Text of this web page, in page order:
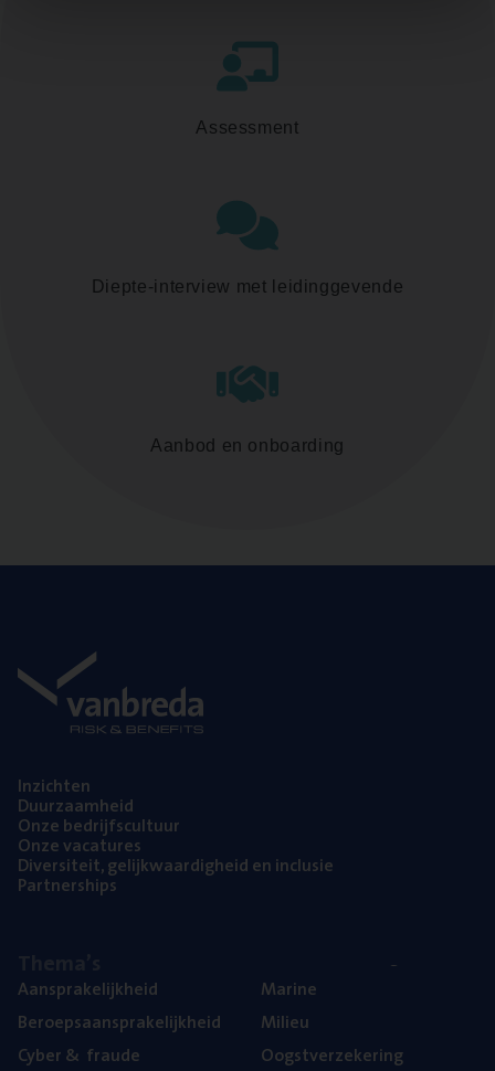
Assessment
Diepte-interview met leidinggevende
Aanbod en onboarding
Inzich­ten
Duur­zaam­heid
Onze bedrijfs­cul­tuur
Onze vaca­tu­res
Diver­si­teit, gelijk­waar­dig­heid en inclusie
Part­ner­ships
Aan­spra­ke­lijk­heid
Beroeps­aan­spra­ke­lijk­heid
Cyber& fraude
Mari­ne
Mili­eu
Oogst­ver­ze­ke­ring